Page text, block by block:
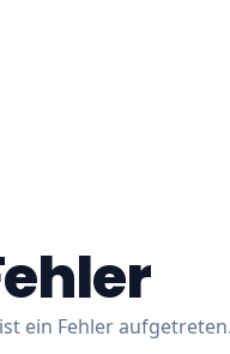
ein Fehler